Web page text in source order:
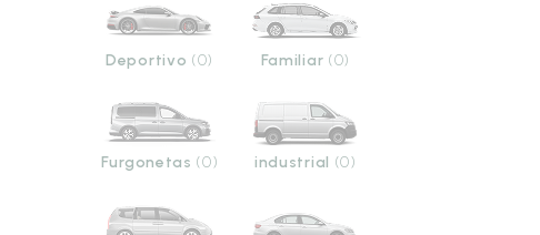
Deportivo (0) Familiar (0)
Furgonetas (0) industrial (0)